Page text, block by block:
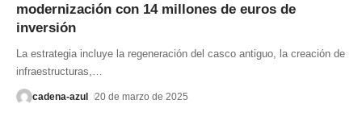
modernización con 14 millones de euros de
inversión
La estrategia incluye la regeneración del casco antiguo, la creación de
infraestructuras,
cadena-azul 20 de marzo de 2025